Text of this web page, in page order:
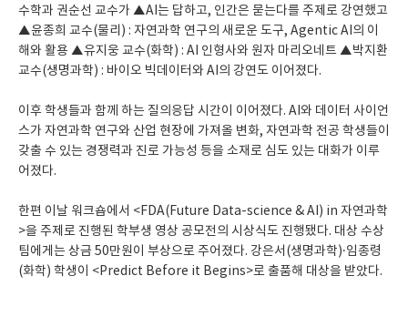
수학과 권순선 교수가 ▲AI는 답하고, 인간은 묻는다를 주제로 강연했고
▲윤종희 교수(물리) : 자연과학 연구의 새로운 도구, Agentic AI의 이
해와 활용 ▲유지웅 교수(화학) : AI 인형사와 원자 마리오네트 ▲박지환
교수(생명과학) : 바이오 빅데이터와 AI의 강연도 이어졌다.
이후 학생들과 함께 하는 질의응답 시간이 이어졌다. AI와 데이터 사이언
스가 자연과학 연구와 산업 현장에 가져올 변화, 자연과학 전공 학생들이
갖출 수 있는 경쟁력과 진로 가능성 등을 소재로 심도 있는 대화가 이루
어졌다.
한편 이날 워크숍에서 <FDA(Future Data-science & AI) in 자연과학
>을 주제로 진행된 학부생 영상 공모전의 시상식도 진행됐다. 대상 수상
팀에게는 상금 50만원이 부상으로 주어졌다. 강은서(생명과학)·임종령
(화학) 학생이 <Predict Before it Begins>로 출품해 대상을 받았다.